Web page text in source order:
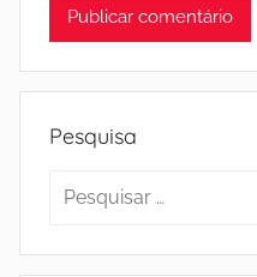
Pesquisa
Pesquisar